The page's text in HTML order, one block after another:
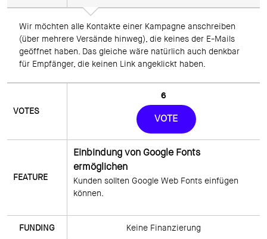
Wir möchten alle Kontakte einer Kampagne anschreiben
(über mehrere Versände hinweg), die keines der E-Mails
geöffnet haben. Das gleiche wäre natürlich auch denkbar
für Empfänger, die keinen Link angeklickt haben.
6
VOTE
Einbindung von Google Fonts
ermöglichen
Kunden sollten Google Web Fonts einfügen
können.
Keine Finanzierung